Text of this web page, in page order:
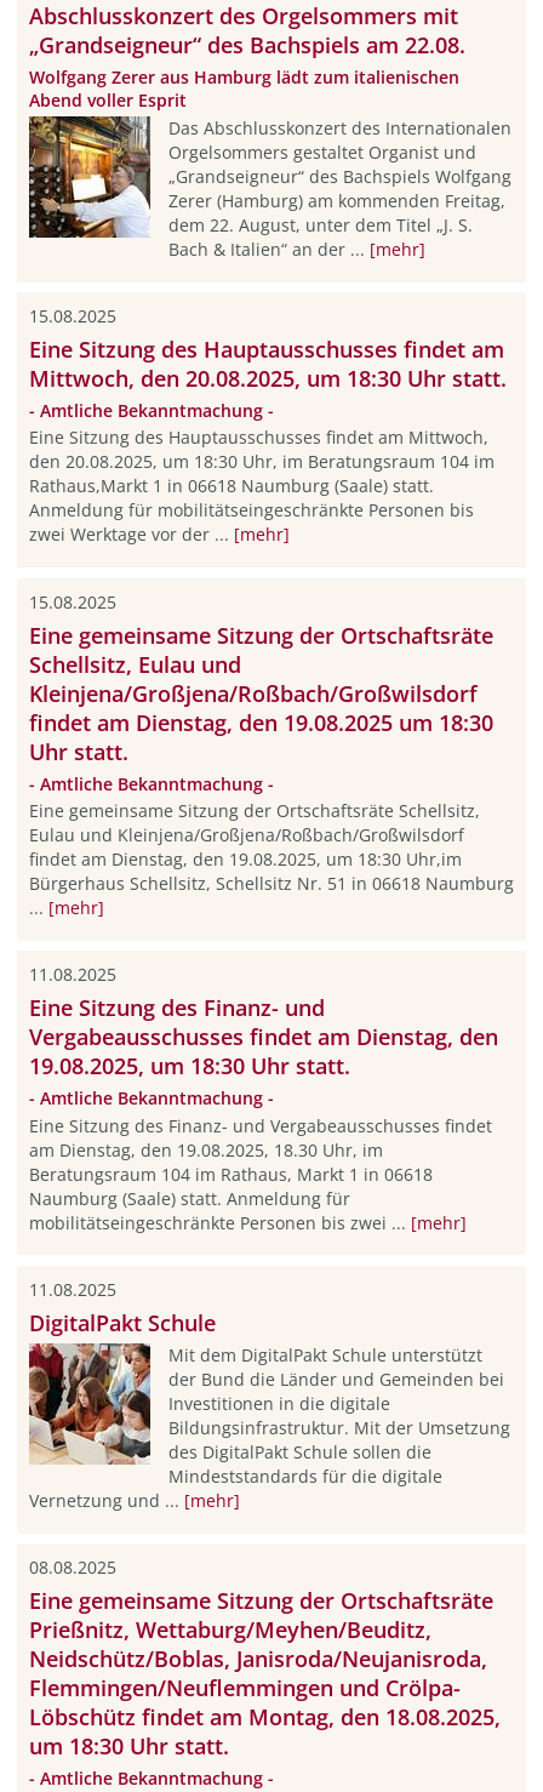
Abschlusskonzert des Orgelsommers mit
„Grandseigneur“ des Bachspiels am 22.08.
Wolfgang Zerer aus Hamburg lädt zum italienischen
Abend voller Esprit
Das Abschlusskonzert des Internationalen
Orgelsommers gestaltet Organist und
„Grandseigneur“ des Bachspiels Wolfgang
Zerer (Hamburg) am kommenden Freitag,
dem 22. August, unter dem Titel „J. S.
Bach & Italien“ an der ... [mehr]
15.08.2025
Eine Sitzung des Hauptausschusses findet am
Mittwoch, den 20.08.2025, um 18:30 Uhr statt.
- Amtliche Bekanntmachung -
Eine Sitzung des Hauptausschusses findet am Mittwoch,
den 20.08.2025, um 18:30 Uhr, im Beratungsraum 104 im
Rathaus,Markt 1 in 06618 Naumburg (Saale) statt.
Anmeldung für mobilitätseingeschränkte Personen bis
zwei Werktage vor der ... [mehr]
15.08.2025
Eine gemeinsame Sitzung der Ortschaftsräte
Schellsitz, Eulau und
Kleinjena/Großjena/Roßbach/Großwilsdorf
findet am Dienstag, den 19.08.2025 um 18:30
Uhr statt.
- Amtliche Bekanntmachung -
Eine gemeinsame Sitzung der Ortschaftsräte Schellsitz,
Eulau und Kleinjena/Großjena/Roßbach/Großwilsdorf
findet am Dienstag, den 19.08.2025, um 18:30 Uhr,im
Bürgerhaus Schellsitz, Schellsitz Nr. 51 in 06618 Naumburg
... [mehr]
11.08.2025
Eine Sitzung des Finanz- und
Vergabeausschusses findet am Dienstag, den
19.08.2025, um 18:30 Uhr statt.
- Amtliche Bekanntmachung -
Eine Sitzung des Finanz- und Vergabeausschusses findet
am Dienstag, den 19.08.2025, 18.30 Uhr, im
Beratungsraum 104 im Rathaus, Markt 1 in 06618
Naumburg (Saale) statt. Anmeldung für
mobilitätseingeschränkte Personen bis zwei ... [mehr]
11.08.2025
DigitalPakt Schule
Mit dem DigitalPakt Schule unterstützt
der Bund die Länder und Gemeinden bei
Investitionen in die digitale
Bildungsinfrastruktur. Mit der Umsetzung
des DigitalPakt Schule sollen die
Mindeststandards für die digitale
Vernetzung und ... [mehr]
08.08.2025
Eine gemeinsame Sitzung der Ortschaftsräte
Prießnitz, Wettaburg/Meyhen/Beuditz,
Neidschütz/Boblas, Janisroda/Neujanisroda,
Flemmingen/Neuflemmingen und Crölpa-
Löbschütz findet am Montag, den 18.08.2025,
um 18:30 Uhr statt.
- Amtliche Bekanntmachung -